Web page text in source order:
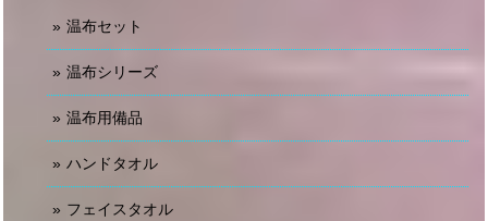
温布セット
温布シリーズ
温布用備品
ハンドタオル
フェイスタオル